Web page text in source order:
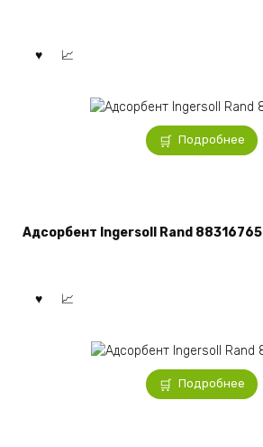
Подробнее
Адсорбент Ingersoll Rand 88316765
Подробнее